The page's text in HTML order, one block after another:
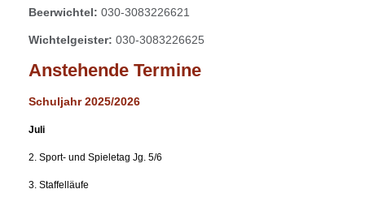
Beerwichtel: 030-3083226621
Wichtelgeister: 030-3083226625
Anstehende Termine
Schuljahr 2025/2026
Juli
2. Sport- und Spieletag Jg. 5/6
3. Staffelläufe